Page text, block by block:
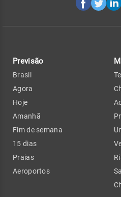
Previsão
Brasil
Agora
Hoje
Amanhã
Fim de semana
15 dias
Praias
Aeroportos